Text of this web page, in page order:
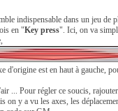
indispensable dans un jeu de
en "Key press". Ici, on va
d'origine est en haut à gauche,
... Pour régler ce soucis,
on y a vu les axes, les